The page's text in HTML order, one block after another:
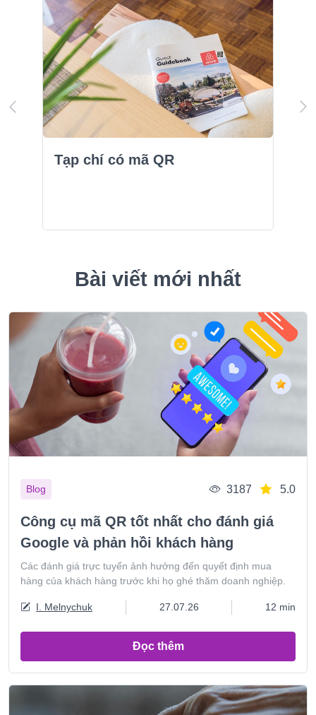
Tạp chí có mã QR
Bài viết mới nhất
Blog 3187 5.0
Công cụ mã QR tốt nhất cho đánh giá
Google và phản hồi khách hàng
Các đánh giá trực tuyến ảnh hưởng đến quyết định mua
hàng của khách hàng trước khi họ ghé thăm doanh nghiệp.
I. Melnychuk 27.07.26 12 min
Đọc thêm